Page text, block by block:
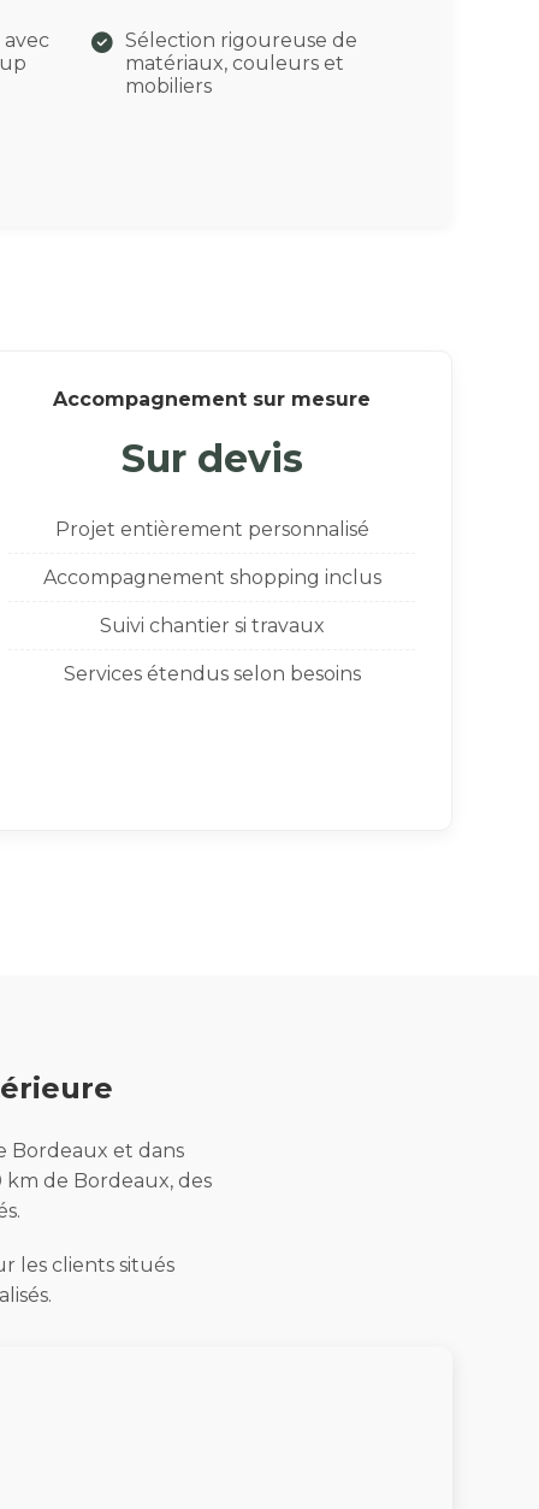
avec
Sélection rigoureuse de
matériaux, couleurs et
mobiliers
Accompagnement sur mesure
Sur devis
Projet entièrement personnalisé
Accompagnement shopping inclus
Suivi chantier si travaux
Services étendus selon besoins
Bordeaux et dans
de Bordeaux, des
les clients situés